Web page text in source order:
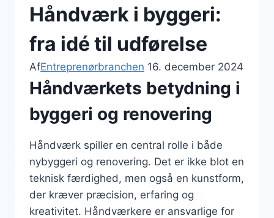
Håndværk i byggeri:
fra idé til udførelse
AfEntreprenørbranchen 16. december 2024
Håndværkets betydning i
byggeri og renovering
Håndværk spiller en central rolle i både
nybyggeri og renovering. Det er ikke blot en
teknisk færdighed, men også en kunstform,
der kræver præcision, erfaring og
kreativitet. Håndværkere er ansvarlige for